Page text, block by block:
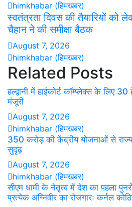
himkhabar (हिमखबर)
स्वतंत्रता दिवस की तैयारियों को
चैहान ने की समीक्षा बैठक
August 7, 2026
himkhabar (हिमखबर)
Related Posts
हल्द्वानी में हाईकोर्ट कॉम्प्लेक्स के लिए
मंजूरी
August 7, 2026
himkhabar (हिमखबर)
350 करोड़ की केंद्रीय योजनाओं से राज्य
सुदृढ़
August 7, 2026
himkhabar (हिमखबर)
सीएम धामी के नेतृत्व में देश का पहला
प्रत्येक अग्निवीर का रोजगारः कर्नल